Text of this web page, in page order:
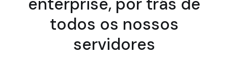
todos os nossos
servidores